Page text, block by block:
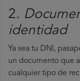
2.
identidad
Ya sea tu DNI,
un documento que
cualquier tipo de